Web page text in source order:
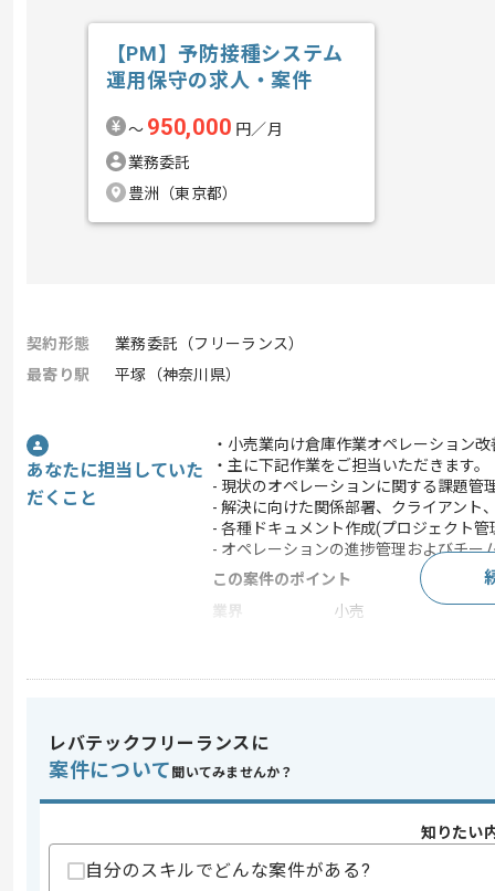
【PM】予防接種システム
運用保守の求人・案件
〜 950,000 円／月
業務委託
豊洲（東京都）
契約形態
業務委託（フリーランス）
最寄り駅
平塚（神奈川県）
あなたに担当していた
だくこと
・小売業向け倉庫作業オペレーション
・主に下記作業をご担当いただきます。
- 現状のオペレーションに関する課題管
- 解決に向けた関係部署、クライアント
- 各種ドキュメント作成(プロジェクト
- オペレーションの進捗管理およびチー
この案件のポイント
業界
小売
特徴
参画実績あり , 20代活
求めるスキル
スキルに不安がある方へ
上記に似た経験やスキルをお持ちであれば申
レバテックフリーランスに
案件について 聞いてみませんか？
知りたい
自分のスキルでどんな案件がある?